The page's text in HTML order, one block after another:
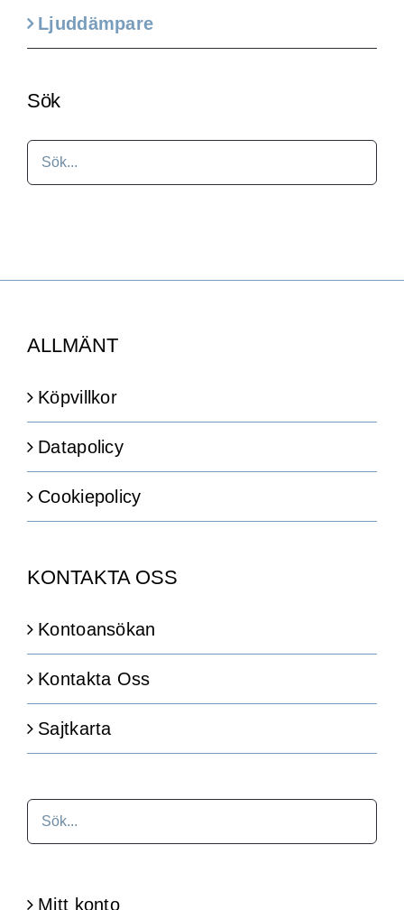
Ljuddämpare
Sök
ALLMÄNT
Köpvillkor
Datapolicy
Cookiepolicy
KONTAKTA OSS
Kontoansökan
Kontakta Oss
Sajtkarta
Mitt konto